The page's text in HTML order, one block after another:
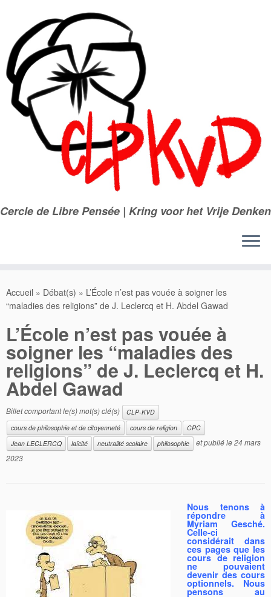
contenu
Cercle de Libre Pensée | Kring voor het Vrije Denken
Accueil » Débat(s) » L’École n’est pas vouée à soigner les
“maladies des religions” de J. Leclercq et H. Abdel Gawad
L’École n’est pas vouée à
soigner les “maladies des
religions” de J. Leclercq et H.
Abdel Gawad
Billet comportant le(s) mot(s) clé(s)
CLP-KVD
cours de philosophie et de citoyenneté
cours de religion
CPC
Jean LECLERCQ
laïcité neutralité scolaire philosophie et publié le24 mars
2023
Nous tenons à
répondre à
Myriam Gesché.
Celle-ci
considérait dans
ces pages que les
cours de religion
ne pouvaient
devenir des cours
optionnels. Nous
pensons au